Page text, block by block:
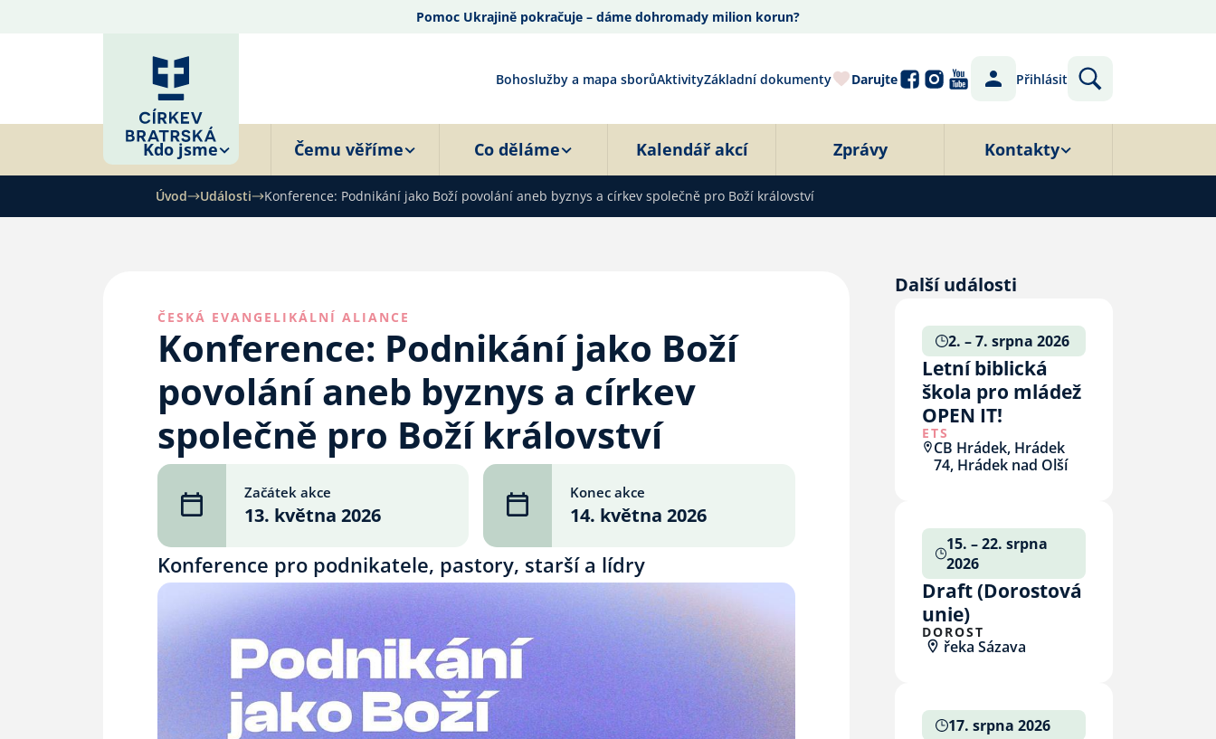
Pomoc Ukrajině pokračuje – dáme dohromady milion korun?
Bohoslužby a mapa sborůAktivityZákladní dokumenty Darujte Přihlásit
Kdo jsme Čemu věříme Co děláme Kalendář akcí Zprávy Kontakty
Úvod Události Konference: Podnikání jako Boží povolání aneb byznys a církev společně pro Boží království
ČESKÁ EVANGELIKÁLNÍ ALIANCE
Konference: Podnikání jako Boží
povolání aneb byznys a církev
společně pro Boží království
Začátek akce
13. května 2026
Konec akce
14. května 2026
Konference pro podnikatele, pastory, starší a lídry
Další události
2. – 7. srpna 2026
Letní biblická
škola pro mládež
OPEN IT!
ETS
CB Hrádek, Hrádek
74, Hrádek nad Olší
15. – 22. srpna
2026
Draft (Dorostová
unie)
DOROST
řeka Sázava
17. srpna 2026